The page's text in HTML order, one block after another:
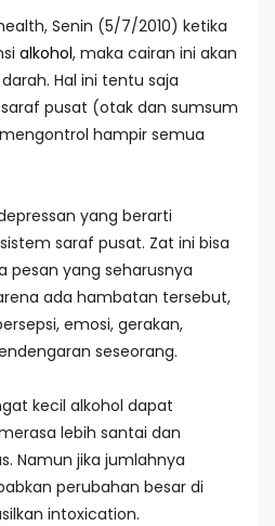
Senin (5/7/2010) ketika
alkohol, maka cairan ini akan
Hal ini tentu saja
pusat (otak dan sumsum
hampir semua
yang berarti
saraf pusat. Zat ini bisa
yang seharusnya
ada hambatan tersebut,
emosi, gerakan,
seseorang.
kecil alkohol dapat
lebih santai dan
Namun jika jumlahnya
perubahan besar di
intoxication.